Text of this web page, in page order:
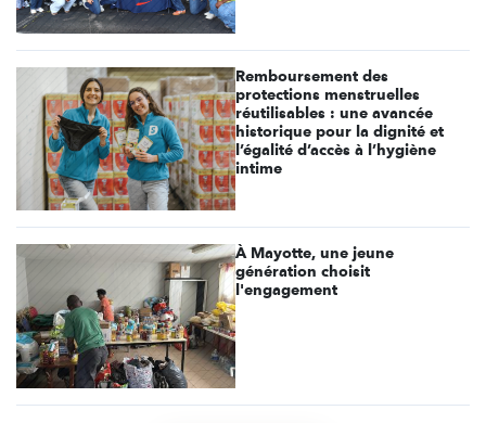
Remboursement des
protections menstruelles
réutilisables : une avancée
historique pour la dignité et
l’égalité d’accès à l’hygiène
intime
À Mayotte, une jeune
génération choisit
l'engagement